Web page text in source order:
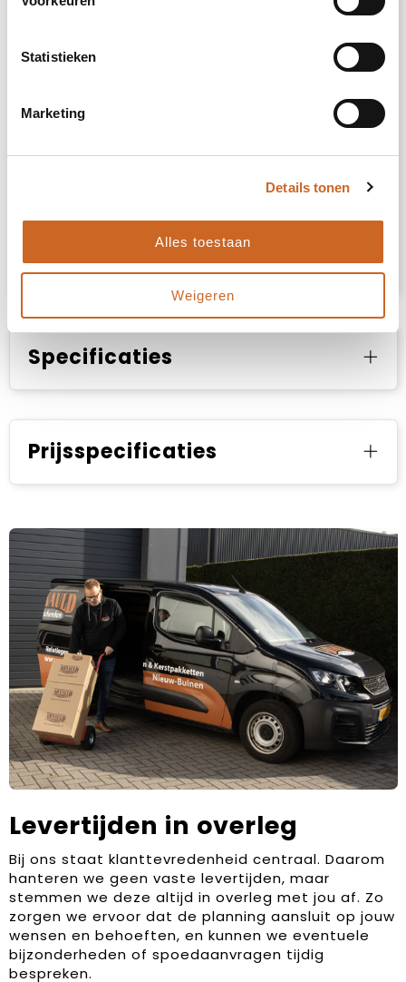
Statistieken
Marketing
Details tonen
Alles toestaan
Weigeren
met klep. Door hitte gesealde ritsen en
zijzakken met rits. Split aan de achterkant.
Verwijderbaar etiket. Waterbestendig. Het
Productvideo
Specificaties
Prijsspecificaties
Levertijden in overleg
Bij ons staat klanttevredenheid centraal. Daarom
hanteren we geen vaste levertijden, maar
stemmen we deze altijd in overleg met jou af. Zo
zorgen we ervoor dat de planning aansluit op jouw
wensen en behoeften, en kunnen we eventuele
bijzonderheden of spoedaanvragen tijdig
bespreken.